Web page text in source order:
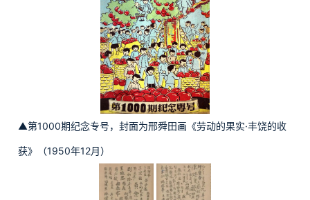
▲第1000期纪念专号，封面为邢舜田画《劳动的果实·丰饶的收
获》（1950年12月）